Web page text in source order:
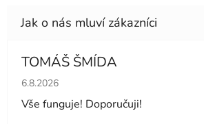
TOMÁŠ ŠMÍDA
Hodnocení obchodu je 5 z 5 hvězdiček.
6.8.2026
Vše funguje! Doporučuji!